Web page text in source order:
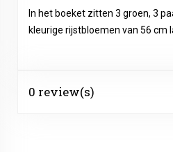
In het boeket zitten 3 groen, 3
kleurige rijstbloemen van 56 cm
0 review(s)